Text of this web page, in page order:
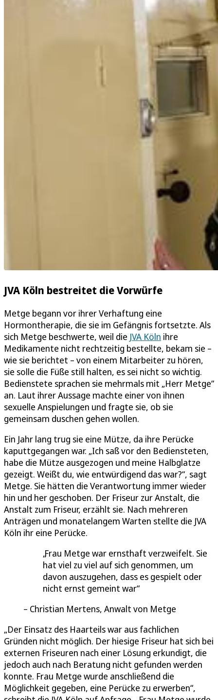
JVA Köln bestreitet die Vorwürfe
Metge begann vor ihrer Verhaftung eine
Hormontherapie, die sie im Gefängnis fortsetzte. Als
sich Metge beschwerte, weil die JVA Köln ihre
Medikamente nicht rechtzeitig bestellte, bekam sie –
wie sie berichtet – von einem Mitarbeiter zu hören,
sie solle die Füße still halten, es sei nicht so wichtig.
Bedienstete sprachen sie mehrmals mit „Herr Metge“
an. Laut ihrer Aussage machte einer von ihnen
sexuelle Anspielungen und fragte sie, ob sie
gemeinsam duschen gehen wollen.
Ein Jahr lang trug sie eine Mütze, da ihre Perücke
kaputtgegangen war. „Ich saß vor den Bediensteten,
habe die Mütze ausgezogen und meine Halbglatze
gezeigt. Weißt du, wie entwürdigend das war?“, sagt
Metge. Sie hätten die Verantwortung immer wieder
hin und her geschoben. Der Friseur zur Anstalt, die
Anstalt zum Friseur, erzählt sie. Nach mehreren
Anträgen und monatelangem Warten stellte die JVA
Köln ihr eine Perücke.
Frau Metge war ernsthaft verzweifelt. Sie
hat viel zu viel auf sich genommen, um
davon auszugehen, dass es gespielt oder
nicht ernst gemeint war
Christian Mertens, Anwalt von Metge
„Der Einsatz des Haarteils war aus fachlichen
Gründen nicht möglich. Der hiesige Friseur hat sich bei
externen Friseuren nach einer Lösung erkundigt, die
jedoch auch nach Beratung nicht gefunden werden
konnte. Frau Metge wurde anschließend die
Möglichkeit gegeben, eine Perücke zu erwerben“,